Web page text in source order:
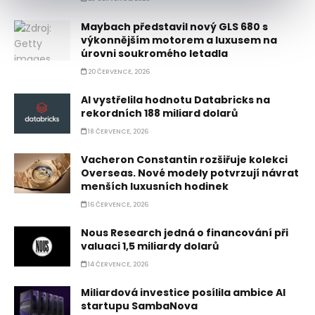
Maybach představil nový GLS 680 s
výkonnějším motorem a luxusem na
úrovni soukromého letadla
20 ČERVENCE, 2026
AI vystřelila hodnotu Databricks na
rekordních 188 miliard dolarů
18 ČERVENCE, 2026
Vacheron Constantin rozšiřuje kolekci
Overseas. Nové modely potvrzují návrat
menších luxusních hodinek
16 ČERVENCE, 2026
Nous Research jedná o financování při
valuaci 1,5 miliardy dolarů
14 ČERVENCE, 2026
Miliardová investice posílila ambice AI
startupu SambaNova